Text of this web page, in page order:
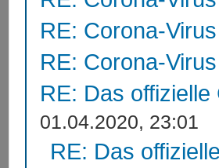
RE: Corona-
RE: Corona-
RE: Das
01.04.2020, 23:01
RE: Das